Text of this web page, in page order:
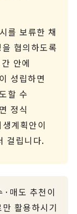
를 보류한 채
협의하도록
안에
성립하면
할 수
정식
계획안이
걸립니다.
·매도 추천이
활용하시기